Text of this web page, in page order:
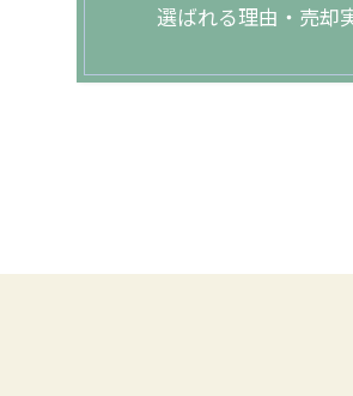
選ばれる理由・売却